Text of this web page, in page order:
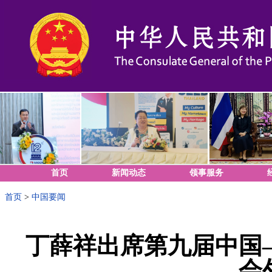
首页 新闻动态 领事服务
首页 > 中国要闻
丁薛祥出席第九届中